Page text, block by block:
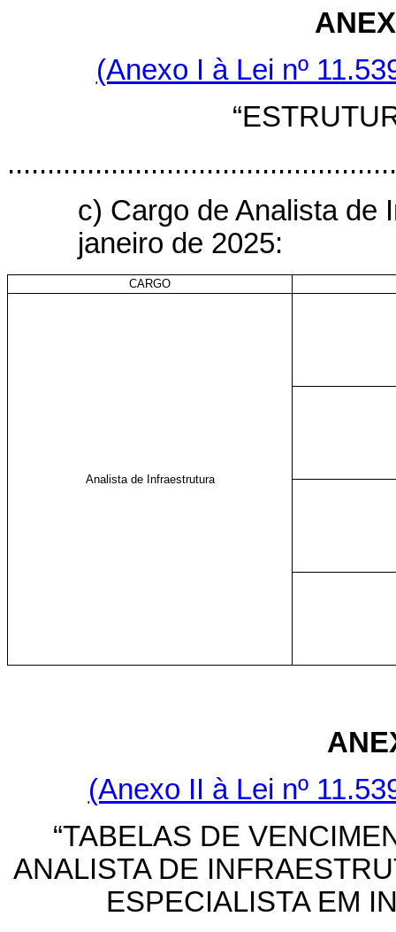
(Anexo I à Lei nº
c) Cargo de Analista de
janeiro de 2025:
CARGO
Analista de Infraestrutura
(Anexo II à Lei nº
“TABELAS DE
ANALISTA DE
ESPECIALISTA EM